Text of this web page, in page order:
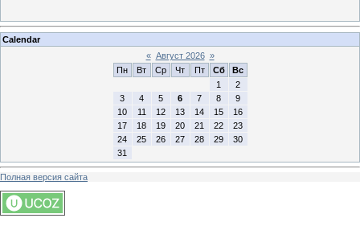
Calendar
« Август 2026 »
Пн
Вт Ср Чт Пт Сб
Вс
1
2
3
4 5 6 7 8
9
10
11 12 13 14 15
16
17
18 19 20 21 22
23
24
25 26 27 28 29
30
31
Полная версия сайта